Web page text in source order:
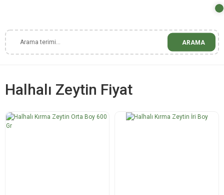
ARAMA
Halhalı Zeytin Fiyat